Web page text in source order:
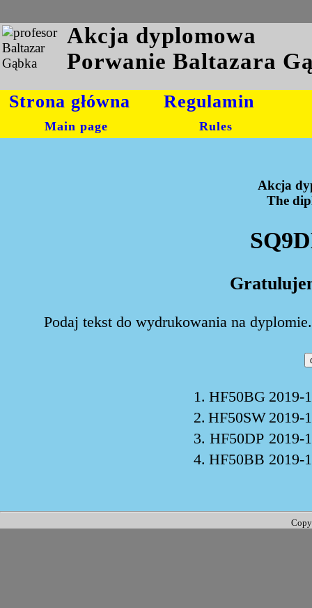
Akcja dyplomowa
Porwanie Baltazara
Strona główna
Main page
Regulamin
Rules
Akcja
The
Podaj tekst do wydrukowania na
1. HF50BG 2019-
2. HF50SW 2019-
3. HF50DP 2019-
4. HF50BB 2019-